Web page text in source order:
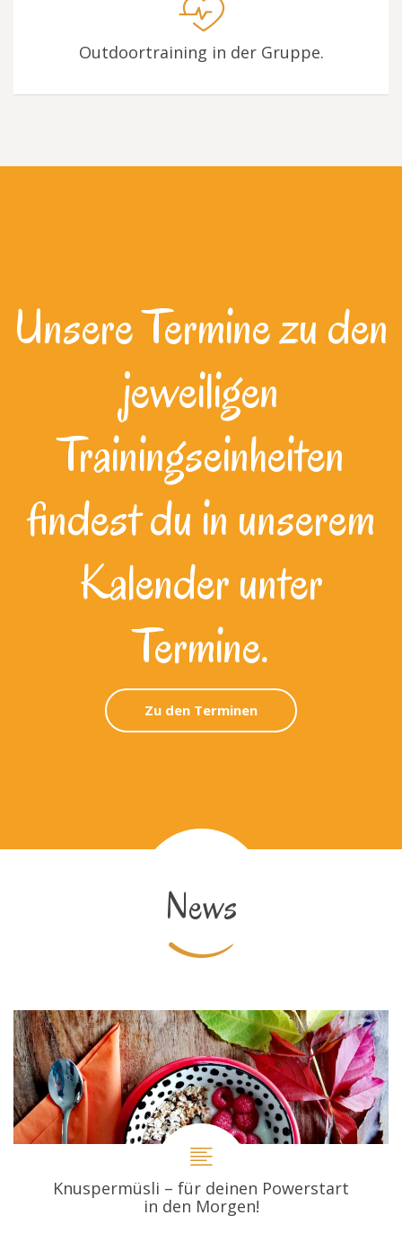
Outdoortraining in der Gruppe.
Unsere Termine zu den
jeweiligen
Trainingseinheiten
findest du in unserem
Kalender unter
Termine.
Zu den Terminen
News
Knuspermüsli – für deinen Powerstart
in den Morgen!